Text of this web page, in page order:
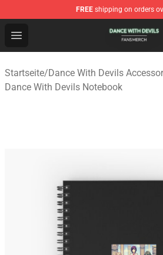
FREE shipping on orders
Open menu
Dance With Devils Shop -
Startseite/Dance With Devils
Dance With Devils Notebook